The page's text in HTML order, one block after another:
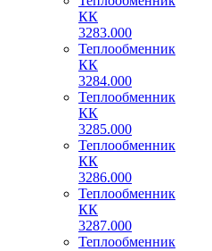
КК
3283.000
Теплообменник
КК
3284.000
Теплообменник
КК
3285.000
Теплообменник
КК
3286.000
Теплообменник
КК
3287.000
Теплообменник